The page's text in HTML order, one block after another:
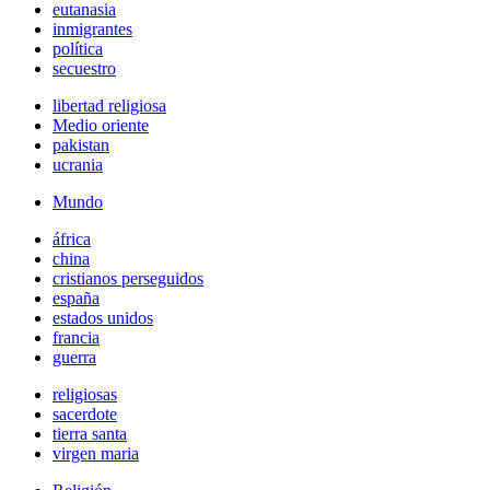
eutanasia
inmigrantes
política
secuestro
libertad religiosa
Medio oriente
pakistan
ucrania
Mundo
áfrica
china
cristianos perseguidos
españa
estados unidos
francia
guerra
religiosas
sacerdote
tierra santa
virgen maria